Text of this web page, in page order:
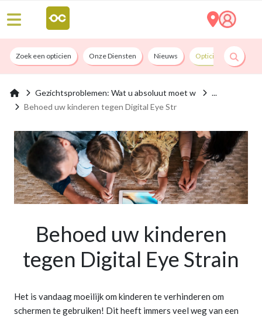
Zoek een opticien Onze Diensten Nieuws Opticians By
Gezichtsproblemen: Wat u absoluut moet w
Behoed uw kinderen tegen Digital Eye Str
Behoed uw kinderen
tegen Digital Eye Strain
Het is vandaag moeilijk om kinderen te verhinderen om
schermen te gebruiken! Dit heeft immers veel weg van een